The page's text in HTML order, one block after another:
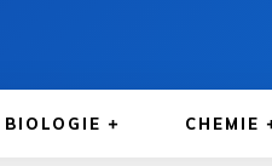
BIOLOGIE CHEMIE